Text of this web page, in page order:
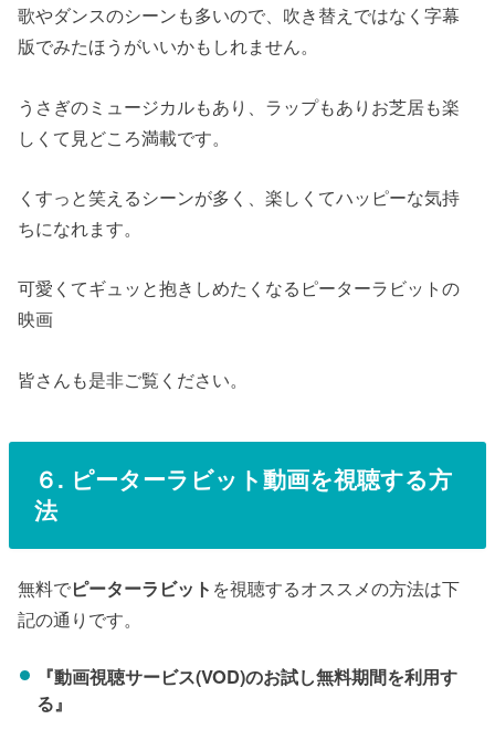
歌やダンスのシーンも多いので、吹き替えではなく字幕
版でみたほうがいいかもしれません。
うさぎのミュージカルもあり、ラップもありお芝居も楽
しくて見どころ満載です。
くすっと笑えるシーンが多く、楽しくてハッピーな気持
ちになれます。
可愛くてギュッと抱きしめたくなるピーターラビットの
映画
皆さんも是非ご覧ください。
６. ピーターラビット動画を視聴する方
法
無料でピーターラビット を視聴するオススメの方法は下
記の通りです。
『動画視聴サービス(VOD)のお試し無料期間を利用す
る』